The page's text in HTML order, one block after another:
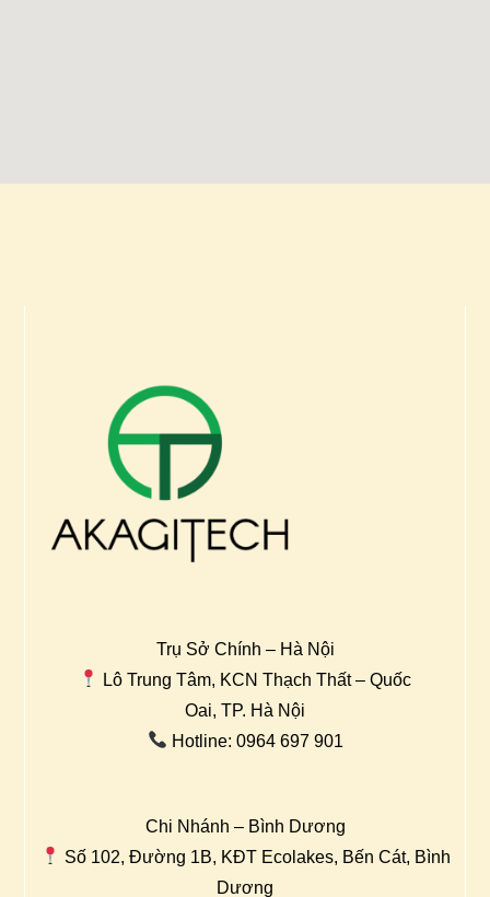
Trụ Sở Chính – Hà Nội
Lô Trung Tâm, KCN Thạch Thất – Quốc
Oai, TP. Hà Nội
Hotline: 0964 697 901
Chi Nhánh – Bình Dương
Số 102, Đường 1B, KĐT Ecolakes, Bến Cát, Bình
Dương